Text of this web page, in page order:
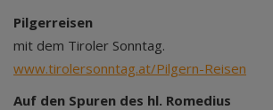
Pilgerreisen
mit dem Tiroler Sonntag.
www.tirolersonntag.at/Pilgern-Reisen
Auf den Spuren des hl. Romedius